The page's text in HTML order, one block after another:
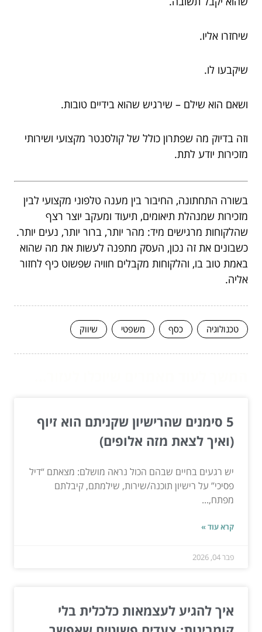
שיחזרו אליו.
שיקבעו לו.
ושאם הוא שילם – שירגיש שהוא בידיים טובות.
וזה בדיוק מה שפתרון כולל של קולסנטר מקצועי ושירותי
מזכירות יודע לתת.
בשורה התחתונה, החיבור בין מענה טלפוני מקצועי לבין
מזכירות שמנהלת תיאומים, תיעוד ומעקב יוצר רצף
שהלקוחות מרגישים מיד: מהר יותר, ברור יותר, נעים יותר.
כשבונים את זה נכון, העסק מתפנה לעשות את מה שהוא
באמת טוב בו, והלקוחות מקבלים חוויה שפשוט כיף לחזור
אליה.
טכנולוגיה כסף משפטי שיווק
5 סימנים שהרישיון שקניתם הוא זיוף
(ואיך לצאת מזה אלופים)
יש רגעים בחיים שבהם הכול נראה מושלם: מצאתם “דיל
פסיכי” על רישיון תוכנה/שירות, שילמתם, קיבלתם
מפתח,...
קרא עוד »
פבר 04, 2026
איך להגיע לעצמאות כלכלית בלי